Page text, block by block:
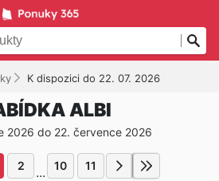
K dispozici do 22. 07. 2026
ALBI
2026 do 22. července 2026
2 ... 10 11